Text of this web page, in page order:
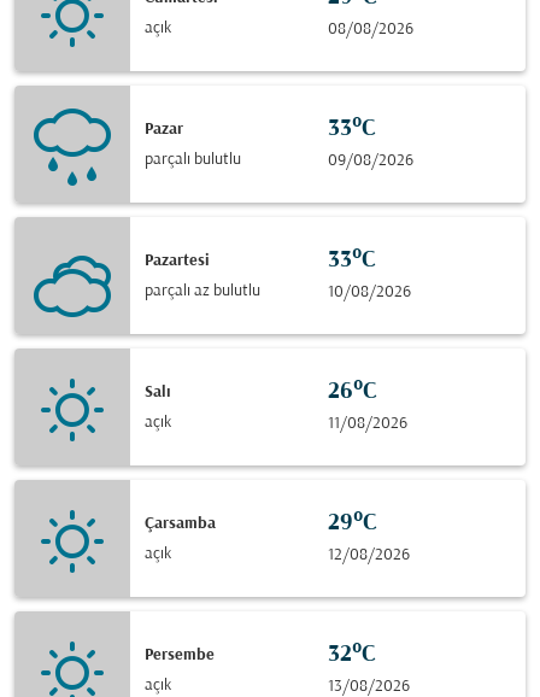
açık
08/08/2026
Pazar
parçalı bulutlu
33°C
09/08/2026
Pazartesi
parçalı az bulutlu
33°C
10/08/2026
Salı
açık
26°C
11/08/2026
Çarsamba
açık
29°C
12/08/2026
Persembe
açık
32°C
13/08/2026